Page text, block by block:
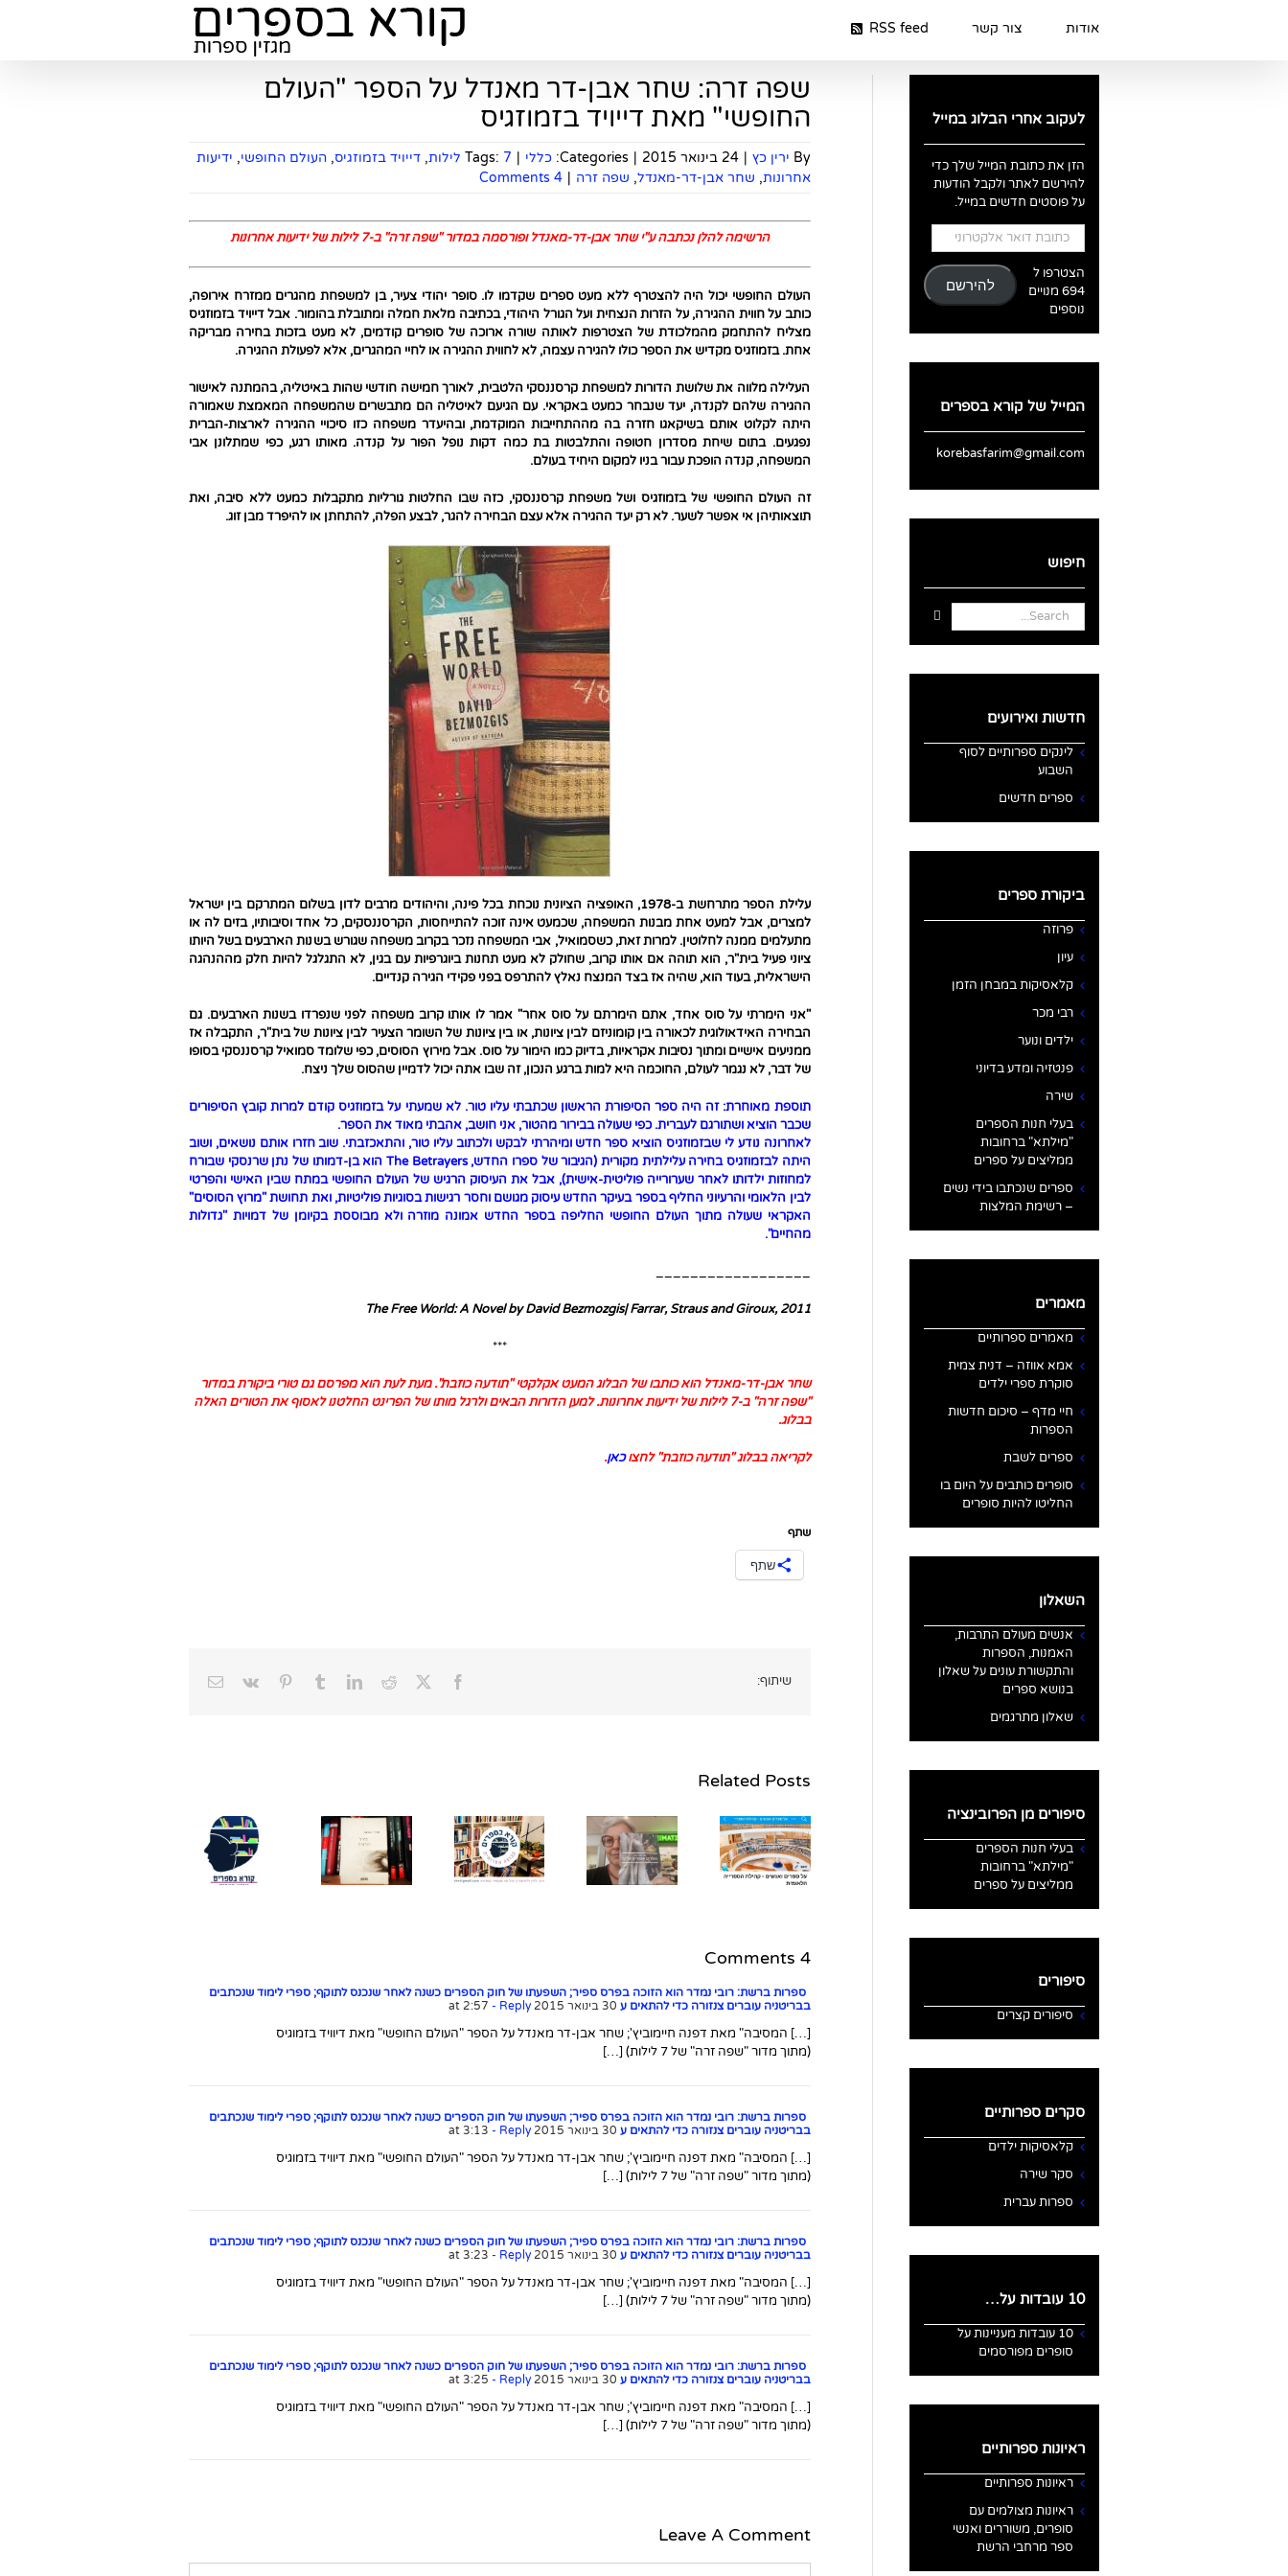
אודות צור קשר RSS feed
שפה זרה: שחר אבן-דר מאנדל על הספר "העולם
החופשי" מאת דייויד בזמוזגיס
By ירין כץ | 24 בינואר 2015 |
Categories: כללי |
Tags: 7 לילות ,דייויד בזמוזגיס,העולם החופשי, ידיעות
אחרונות, שחר אבן-דר-מאנדל, שפה זרה |
4 Comments
הרשימה להלן נכתבה ע"י שחר אבן-דר-מאנדל ופורסמה במדור "שפה זרה" ב-7 לילות של ידיעות אחרונות
העולם החופשי יכול היה להצטרף ללא מעט ספרים שקדמו לו. סופר יהודי צעיר, בן למשפחת מהגרים ממזרח אירופה,
כותב על חווית ההגירה, על הזרות הנצחית ועל הגורל היהודי, בכתיבה מלאת חמלה ומתובלת בהומור. אבל דייויד בזמוזגיס
מצליח להתחמק מהמלכודת של הצטרפות לאותה שורה ארוכה של סופרים קודמים, לא מעט בזכות בחירה מבריקה
אחת. בזמוזגיס מקדיש את הספר כולו להגירה עצמה, לא לחווית ההגירה או לחיי המהגרים, אלא לפעולת ההגירה.
העלילה מלווה את שלושת הדורות למשפחת קרסננסקי הלטבית, לאורך חמישה חודשי שהות באיטליה, בהמתנה לאישור
ההגירה שלהם לקנדה, יעד שנבחר כמעט באקראי. עם הגיעם לאיטליה הם מתבשרים שהמשפחה המאמצת שאמורה
היתה לקלוט אותם בשיקאגו חזרה בה מההתחייבות המוקדמת, ובהיעדר משפחה כזו סיכויי ההגירה לארצות-הברית
נפגעים. בתום שיחת מסדרון חטופה והתלבטות בת כמה דקות נופל הפור על קנדה. מאותו רגע, כפי שמתלונן אבי
המשפחה, קנדה הופכת עבור בניו למקום היחיד בעולם.
זה העולם החופשי של בזמוזגיס ושל משפחת קרסננסקי, כזה שבו החלטות גורליות מתקבלות כמעט ללא סיבה, ואת
תוצאותיהן אי אפשר לשער. לא רק יעד ההגירה אלא עצם הבחירה להגר, לבצע הפלה, להתחתן או להיפרד מבן זוג.
עלילת הספר מתרחשת ב-1978, האופציה הציונית נוכחת בכל פינה, והיהודים מרבים לדון בשלום המתרקם בין ישראל
למצרים, אבל למעט אחת מבנות המשפחה, שכמעט אינה זוכה להתייחסות, הקרסננסקים, כל אחד וסיבותיו, בזים לה או
מתעלמים ממנה לחלוטין. למרות זאת, כשסמואיל, אבי המשפחה נזכר בקרוב משפחה שגורש בשנות הארבעים בשל היותו
ציוני פעיל בית"ר, הוא תוהה אם אותו קרוב, שחולק לא מעט תחנות ביוגרפיות עם בגין, לא התגלגל להיות חלק מההנהגה
הישראלית, בעוד הוא, שהיה אז בצד המנצח נאלץ להתרפס בפני פקידי הגירה קנדיים.
"אני הימרתי על סוס אחד, אתם הימרתם על סוס אחר" אמר לו אותו קרוב משפחה לפני שנפרדו בשנות הארבעים. גם
הבחירה האידאולוגית לכאורה בין קומוניזם לבין ציונות, או בין ציונות של השומר הצעיר לבין ציונות של בית"ר, התקבלה אז
ממניעים אישיים ומתוך נסיבות אקראיות, בדיוק כמו הימור על סוס. אבל מירוץ הסוסים, כפי שלומד סמואיל קרסננסקי בסופו
של דבר, לא נגמר לעולם, החוכמה היא למות ברגע הנכון, זה שבו אתה יכול לדמיין שהסוס שלך ניצח.
תוספת מאוחרת: זה היה ספר הסיפורת הראשון שכתבתי עליו טור. לא שמעתי על בזמוזגיס קודם למרות קובץ הסיפורים
שכבר הוציא ושתורגם לעברית. כפי שעולה בבירור מהטור, אני חושב, אהבתי מאוד את הספר.
לאחרונה נודע לי שבזמוזגיס הוציא ספר חדש ומיהרתי לבקש ולכתוב עליו טור, והתאכזבתי. שוב חזרו אותם נושאים, ושוב
היתה לבזמוזגיס בחירה עלילתית מקורית (הגיבור של ספרו החדש, The Betrayers הוא בן-דמותו של נתן שרנסקי שבורח
למחוזות ילדותו לאחר שערורייה פוליטית-אישית), אבל את העיסוק הרגיש של העולם החופשי במתח שבין האישי והפרטי
לבין הלאומי והרעיוני החליף בספר בעיקר החדש עיסוק מגושם וחסר רגישות בסוגיות פוליטיות, ואת תחושת "מרוץ הסוסים"
האקראי שעולה מתוך העולם החופשי החליפה בספר החדש אמונה מוזרה ולא מבוססת בקיומן של דמויות "גדולות
מהחיים".
The Free World: A Novel by David Bezmozgis| Farrar, Straus and Giroux, 2011
***
שחר אבן-דר-מאנדל הוא כותבו של הבלוג המעט אקלקטי"תודעה כוזבת".מעת לעת הוא מפרסם גם טורי ביקורת במדור
"שפה זרה" ב-7 לילות של ידיעות אחרונות
.למען הדורות הבאים ולרגל מותו של הפרינט החלטנו לאסוף את הטורים האלה
בבלוג.
לקריאה בבלוג "תודעה כוזבת" לחצו כאן.
שתף
שתף
שיתוף: Facebook
X
Reddit
LinkedIn
Tumblr
Pinterest
Vk
Email
Related Posts
קבוצה
חדשה
בשיתוף
השאלון עם
תמי
שם־טוב,
מחברת
קבוצת
פייסבוק
חדשה
כמה מילים
על "בחיל
מאת אמלי
4 Comments
ספרות ברשת: רובי נמדר הוא הזוכה בפרס ספיר; השפעתו של חוק הספרים כשנה לאחר שנכנס לתוקף; ספרי לימוד שנכתבים
בבריטניה עוברים צנזורה כדי להתאים ע
- Reply
[…] המסיבה" מאת דפנה חיימוביץ'; שחר אבן-דר מאנדל על הספר "העולם החופשי" מאת דיוויד בזמוגיס
(מתוך מדור "שפה זרה" של 7 לילות) […]
ספרות ברשת: רובי נמדר הוא הזוכה בפרס ספיר; השפעתו של חוק הספרים כשנה לאחר שנכנס לתוקף; ספרי לימוד שנכתבים
בבריטניה עוברים צנזורה כדי להתאים ע
- Reply
[…] המסיבה" מאת דפנה חיימוביץ'; שחר אבן-דר מאנדל על הספר "העולם החופשי" מאת דיוויד בזמוגיס
(מתוך מדור "שפה זרה" של 7 לילות) […]
ספרות ברשת: רובי נמדר הוא הזוכה בפרס ספיר; השפעתו של חוק הספרים כשנה לאחר שנכנס לתוקף; ספרי לימוד שנכתבים
בבריטניה עוברים צנזורה כדי להתאים ע
- Reply
[…] המסיבה" מאת דפנה חיימוביץ'; שחר אבן-דר מאנדל על הספר "העולם החופשי" מאת דיוויד בזמוגיס
(מתוך מדור "שפה זרה" של 7 לילות) […]
ספרות ברשת: רובי נמדר הוא הזוכה בפרס ספיר; השפעתו של חוק הספרים כשנה לאחר שנכנס לתוקף; ספרי לימוד שנכתבים
בבריטניה עוברים צנזורה כדי להתאים ע
- Reply
[…] המסיבה" מאת דפנה חיימוביץ'; שחר אבן-דר מאנדל על הספר "העולם החופשי" מאת דיוויד בזמוגיס
(מתוך מדור "שפה זרה" של 7 לילות) […]
Leave A Comment
לעקוב אחרי הבלוג במייל
הזן את כתובת המייל שלך כדי
להירשם לאתר ולקבל הודעות
על פוסטים חדשים במייל.
כתובת
דואר
אלקטרוני
להירשם
הצטרפו ל
694 מנויים
נוספים
המייל של קורא בספרים
korebasfarim@gmail.com
חיפוש
Search
for:
חדשות ואירועים
לינקים ספרותיים לסוף
השבוע
ספרים חדשים
ביקורת ספרים
פרוזה
עיון
קלאסיקות במבחן הזמן
רבי מכר
ילדים ונוער
פנטזיה ומדע בדיוני
שירה
בעלי חנות הספרים
"מילתא" ברחובות
ממליצים על ספרים
ספרים שנכתבו בידי נשים
– רשימת המלצות
מאמרים
מאמרים ספרותיים
אמא אווזה – דנית צמית
סוקרת ספרי ילדים
חיי מדף – סיכום חדשות
הספרות
ספרים לשבת
סופרים כותבים על היום בו
החליטו להיות סופרים
השאלון
אנשים מעולם התרבות,
האמנות, הספרות
והתקשורת עונים על שאלון
בנושא ספרים
שאלון מתרגמים
סיפורים מן הפרובינציה
בעלי חנות הספרים
"מילתא" ברחובות
ממליצים על ספרים
סיפורים
סיפורים קצרים
סקרים ספרותיים
קלאסיקות ילדים
סקר שירה
ספרות עברית
10 עובדות על…
10 עובדות מעניינות על
סופרים מפורסמים
ראיונות ספרותיים
ראיונות ספרותיים
ראיונות מצולמים עם
סופרים, משוררים ואנשי
ספר מרחבי הרשת